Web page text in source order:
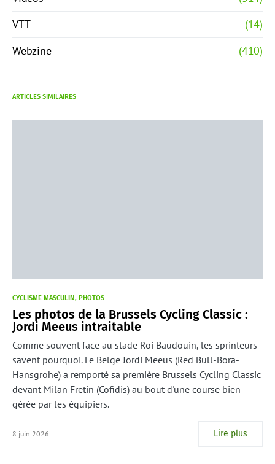
VTT
(14)
Webzine
(410)
ARTICLES SIMILAIRES
CYCLISME MASCULIN PHOTOS
Les photos de la Brussels Cycling Classic :
Jordi Meeus intraitable
Comme souvent face au stade Roi Baudouin, les sprinteurs
savent pourquoi. Le Belge Jordi Meeus (Red Bull-Bora-
Hansgrohe) a remporté sa première Brussels Cycling Classic
devant Milan Fretin (Cofidis) au bout d'une course bien
gérée par les équipiers.
8 juin 2026 Lire plus